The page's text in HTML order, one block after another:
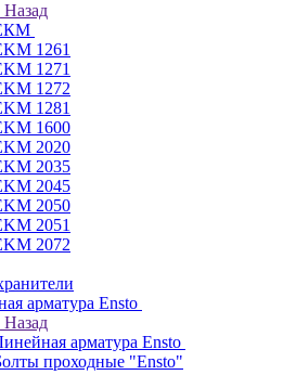
Назад
1261
1271
1272
1281
1600
2020
2035
2045
2050
2051
2072
арматура Ensto
Назад
арматура Ensto
проходные "Ensto"